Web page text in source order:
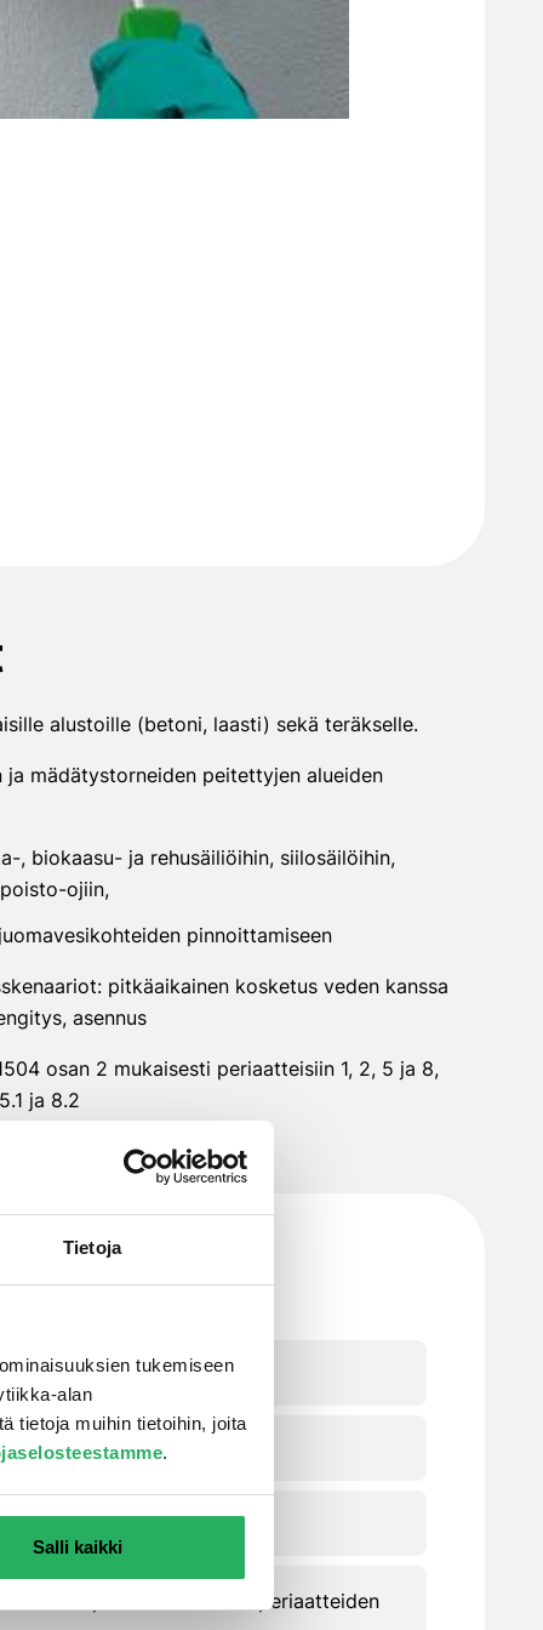
Tietoja
tukemiseen
alan
tietoja muihin tietoihin, joita
.
Salli kaikki
alustoille (betoni, laasti) sekä teräkselle.
mädätystorneiden peitettyjen alueiden
, biokaasu- ja rehusäiliöihin, siilosäilöihin,
ojiin,
pinnoittamiseen
pitkäaikainen kosketus veden kanssa
asennus
osan 2 mukaisesti periaatteisiin 1, 2, 5 ja 8,
ja 8.2
kestävä
ja rehunestovuota kestävä
JGS-pinnoitteiden testiperiaatteiden